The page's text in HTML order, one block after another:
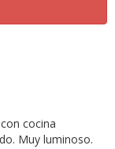
cocina
Muy luminoso.